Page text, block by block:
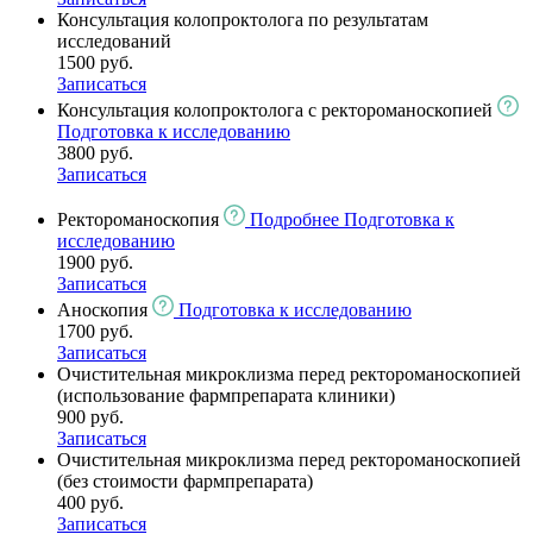
Консультация колопроктолога по результатам
исследований
1500 руб.
Записаться
Консультация колопроктолога с ректороманоскопией
Подготовка к исследованию
3800 руб.
Записаться
Ректороманоскопия Подробнее Подготовка к
исследованию
1900 руб.
Записаться
Аноскопия
Подготовка к исследованию
1700 руб.
Записаться
Очистительная микроклизма перед ректороманоскопией
(использование фармпрепарата клиники)
900 руб.
Записаться
Очистительная микроклизма перед ректороманоскопией
(без стоимости фармпрепарата)
400 руб.
Записаться